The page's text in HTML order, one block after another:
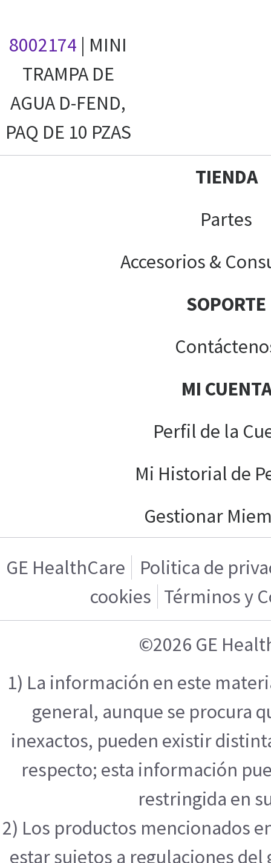
8002174 | MINI
TRAMPA DE
AGUA D-FEND,
PAQ DE 10 PZAS
TIENDA
Partes
Accesorios &
SOPORTE
MI
Perfil de la
Mi Historial de
Gestionar
GE HealthCare
Politica de
cookies Términos y
©2026 GE
1) La información en este
general, aunque se procura
inexactos, pueden existir
respecto; esta información
restringida en
2) Los productos mencionados
estar sujetos a regulaciones